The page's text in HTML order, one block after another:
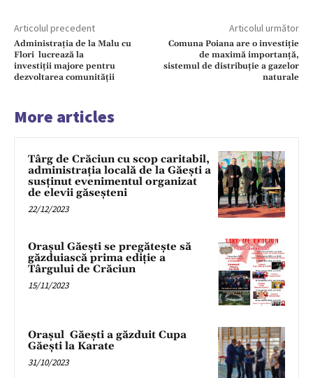
Articolul precedent
Administrația de la Malu cu
Flori lucrează la
investiții majore pentru
dezvoltarea comunității
Articolul următor
Comuna Poiana are o investiție
de maximă importanță,
sistemul de distribuție a gazelor
naturale
More articles
Târg de Crăciun cu scop caritabil,
administrația locală de la Găești a
susținut evenimentul organizat
de elevii găseșteni
22/12/2023
Orașul Găești se pregătește să
găzduiască prima ediție a
Târgului de Crăciun
15/11/2023
Orașul Găești a găzduit Cupa
Găești la Karate
31/10/2023